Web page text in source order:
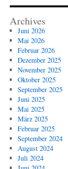
Archives
Juni 2026
Mai 2026
Februar 2026
Dezember 2025
November 2025
Oktober 2025
September 2025
Juni 2025
Mai 2025
März 2025
Februar 2025
September 2024
August 2024
Juli 2024